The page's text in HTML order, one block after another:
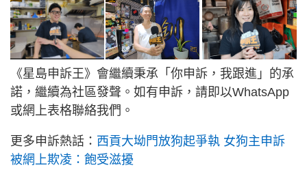
《星島申訴王》會繼續秉承「你申訴，我跟進」的承
諾，繼續為社區發聲。如有申訴，請即以WhatsApp
或網上表格聯絡我們。
更多申訴熱話： 西貢大坳門放狗起爭執 女狗主申訴
被網上欺凌：飽受滋擾